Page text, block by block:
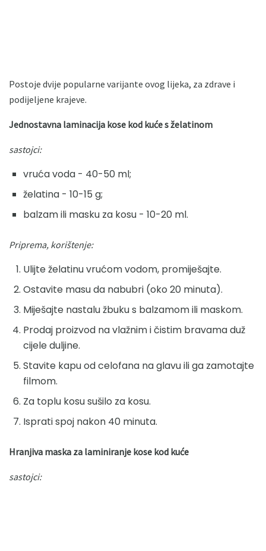
Postoje dvije popularne varijante ovog lijeka, za zdrave i
podijeljene krajeve.
Jednostavna laminacija kose kod kuće s želatinom
sastojci:
vruća voda - 40-50 ml;
želatina - 10-15 g;
balzam ili masku za kosu - 10-20 ml.
Priprema, korištenje:
Ulijte želatinu vrućom vodom, promiješajte.
Ostavite masu da nabubri (oko 20 minuta).
Miješajte nastalu žbuku s balzamom ili maskom.
Prodaj proizvod na vlažnim i čistim bravama duž
cijele duljine.
Stavite kapu od celofana na glavu ili ga zamotajte
filmom.
Za toplu kosu sušilo za kosu.
Isprati spoj nakon 40 minuta.
Hranjiva maska ​​za laminiranje kose kod kuće
sastojci: